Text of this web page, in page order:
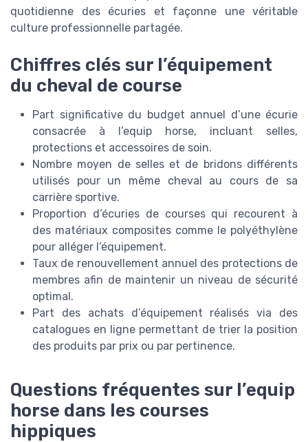
quotidienne des écuries et façonne une véritable
culture professionnelle partagée.
Chiffres clés sur l’équipement
du cheval de course
Part significative du budget annuel d’une écurie
consacrée à l’equip horse, incluant selles,
protections et accessoires de soin.
Nombre moyen de selles et de bridons différents
utilisés pour un même cheval au cours de sa
carrière sportive.
Proportion d’écuries de courses qui recourent à
des matériaux composites comme le polyéthylène
pour alléger l’équipement.
Taux de renouvellement annuel des protections de
membres afin de maintenir un niveau de sécurité
optimal.
Part des achats d’équipement réalisés via des
catalogues en ligne permettant de trier la position
des produits par prix ou par pertinence.
Questions fréquentes sur l’equip
horse dans les courses
hippiques